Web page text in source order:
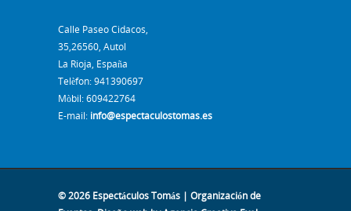
Calle Paseo Cidacos,
35,26560, Autol
La Rioja, España
Telèfon: 941390697
Mòbil: 609422764
E-mail: info@espectaculostomas.es
© 2026 Espectáculos Tomás | Organización de